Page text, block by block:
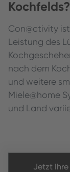
Kochfelds?
Con@ctivity
Leistung des
nach dem
und weitere
Miele@home
und Land
Jetzt